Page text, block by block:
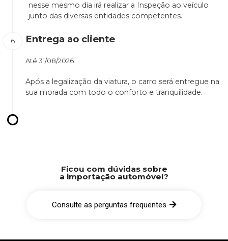
nesse mesmo dia irá realizar a Inspeção ao veículo
junto das diversas entidades competentes.
Entrega ao cliente
Até 31/08/2026
Após a legalização da viatura, o carro será entregue na
sua morada com todo o conforto e tranquilidade.
Ficou com dúvidas sobre
a importação automóvel?
Consulte as perguntas frequentes